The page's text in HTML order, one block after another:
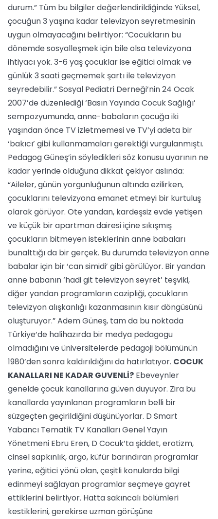
durum.” Tüm bu bilgiler değerlendirildiğinde Yüksel,
çocuğun 3 yaşına kadar televizyon seyretmesinin
uygun olmayacağını belirtiyor: “Cocukların bu
dönemde sosyalleşmek için bile olsa televizyona
ihtiyacı yok. 3-6 yaş çocuklar ise eğitici olmak ve
günlük 3 saati geçmemek şartı ile televizyon
seyredebilir.” Sosyal Pediatri Derneği’nin 24 Ocak
2007’de düzenlediği ‘Basın Yayında Cocuk Sağlığı’
sempozyumunda, anne-babaların çocuğa iki
yaşından önce TV izletmemesi ve TV’yi adeta bir
‘bakıcı’ gibi kullanmamaları gerektiği vurgulanmıştı.
Pedagog Güneş’in söyledikleri söz konusu uyarının ne
kadar yerinde olduğuna dikkat çekiyor aslında:
“Aileler, günün yorgunluğunun altında ezilirken,
çocuklarını televizyona emanet etmeyi bir kurtuluş
olarak görüyor. Ote yandan, kardeşsiz evde yetişen
ve küçük bir apartman dairesi içine sıkışmış
çocukların bitmeyen isteklerinin anne babaları
bunalttığı da bir gerçek. Bu durumda televizyon anne
babalar için bir ‘can simidi’ gibi görülüyor. Bir yandan
anne babanın ‘hadi git televizyon seyret’ teşviki,
diğer yandan programların cazipliği, çocukların
televizyon alışkanlığı kazanmasının kısır döngüsünü
oluşturuyor.” Adem Güneş, tam da bu noktada
Türkiye’de halihazırda bir medya pedagogu
olmadığını ve üniversitelerde pedagoji bölümünün
1980’den sonra kaldırıldığını da hatırlatıyor. COCUK
KANALLARI NE KADAR GUVENLİ? Ebeveynler
genelde çocuk kanallarına güven duyuyor. Zira bu
kanallarda yayınlanan programların belli bir
süzgeçten geçirildiğini düşünüyorlar. D Smart
Yabancı Tematik TV Kanalları Genel Yayın
Yönetmeni Ebru Eren, D Cocuk’ta şiddet, erotizm,
cinsel sapkınlık, argo, küfür barındıran programlar
yerine, eğitici yönü olan, çeşitli konularda bilgi
edinmeyi sağlayan programlar seçmeye gayret
ettiklerini belirtiyor. Hatta sakıncalı bölümleri
kestiklerini, gerekirse uzman görüşüne